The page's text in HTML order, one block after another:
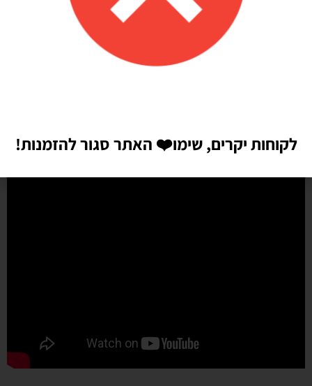
איכות מדהימה!
הזמנתי בלונים כדי לעצב קשת ליום הולדת של הבן שלי, המשלוח הגיע
מהר מהמצופה!! הכל באיכות מדהימה, בצבעים יפים בדיוק כמו שחשבתי
שיהיו!! התמונות מדברות בעד עצמן!! ממליצה בחום♥️♥️♥️
לקוחות יקרים, שימו❤️ האתר סגור להזמנות!